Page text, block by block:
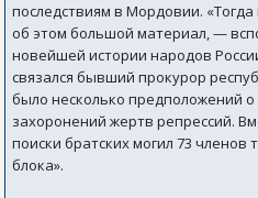
последствиям в Мордовии.
об этом большой материал, —
новейшей истории народов
связался бывший прокурор
было несколько предположений
захоронений жертв репрессий.
поиски братских могил 73
блока».